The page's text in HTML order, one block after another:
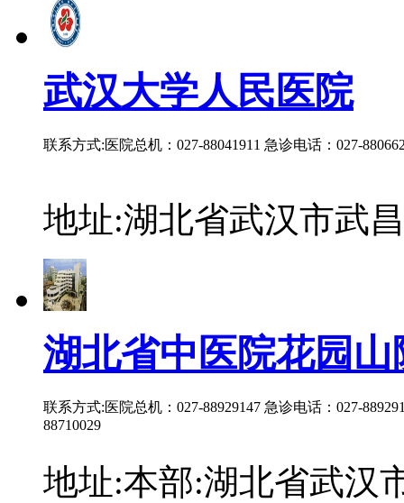
武汉大学人民医院
联系方式:医院总机：027-88041911 急诊电话：027-
地址:湖北省武汉市武
湖北省中医院花园山
联系方式:医院总机：027-88929147 急诊电话：027-
88710029
地址:本部:湖北省武汉